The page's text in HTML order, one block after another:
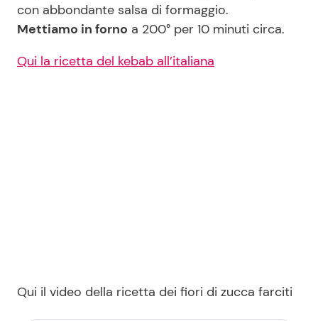
con abbondante salsa di formaggio.
Mettiamo in forno a 200° per 10 minuti circa.
Qui la ricetta del kebab all’italiana
Qui il video della ricetta dei fiori di zucca farciti